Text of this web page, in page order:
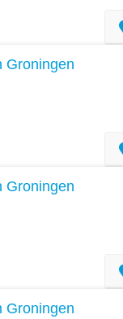
Groningen
Groningen
Groningen